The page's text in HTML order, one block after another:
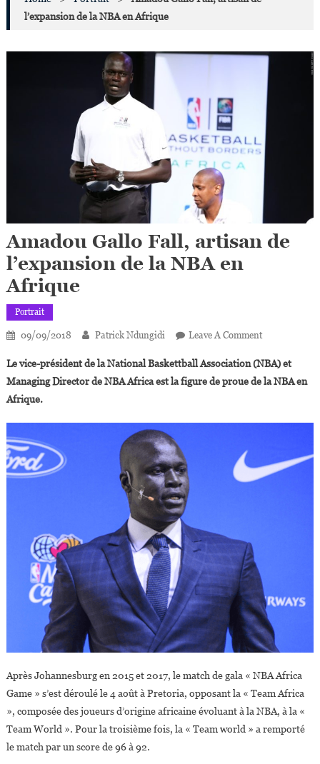
l’expansion de la NBA en Afrique
Amadou Gallo Fall, artisan de
l’expansion de la NBA en
Afrique
Portrait
09/09/2018 Patrick Ndungidi Leave A CommentOn
Gallo
Fall,
La
Le vice-président de la National Baskettball Association (NBA) et
Managing Director de NBA Africa est la figure de proue de la NBA en
Afrique.
Après Johannesburg en 2015 et 2017, le match de gala « NBA Africa
Game » s’est déroulé le 4 août à Pretoria, opposant la « Team Africa
», composée des joueurs d’origine africaine évoluant à la NBA, à la «
Team World ». Pour la troisième fois, la « Team world » a remporté
le match par un score de 96 à 92.